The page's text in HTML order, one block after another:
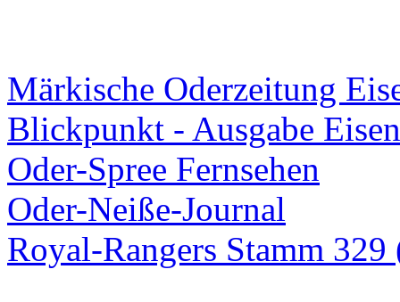
Märkische Oderzeitung
Blickpunkt - Ausgabe
Oder-Spree Fernsehen
Oder-Neiße-Journal
Royal-Rangers Stamm